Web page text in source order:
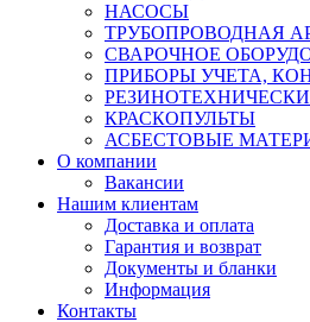
НАСОСЫ
ТРУБОПРОВОДНАЯ
СВАРОЧНОЕ
ПРИБОРЫ УЧЕТА,
КРАСКОПУЛЬТЫ
АСБЕСТОВЫЕ
О компании
Вакансии
Нашим клиентам
Доставка и оплата
Гарантия и возврат
Документы и бланки
Информация
Контакты